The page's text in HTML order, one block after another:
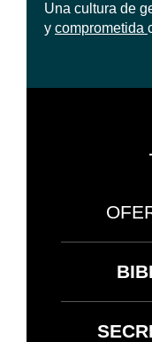
Una cultura de
y comprometida